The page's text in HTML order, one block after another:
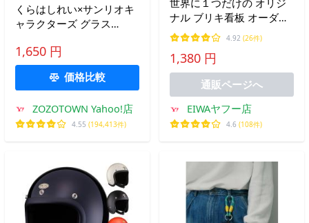
くらはしれい×サンリオキ
ャラクターズ グラス
1,650 円
価格比較
ZOZOTOWN Yahoo!店
4.55 (194,413件)
ナル ブリキ看板 オーダー
メイド 写真入り 家族/
友達/ペット/カップル/自分
の作品 思い出 メタルサ
イン ブリキ看板
20cm*30cm
4.92 (26件)
1,380 円
通販ページへ
EIWAヤフー店
4.6 (108件)